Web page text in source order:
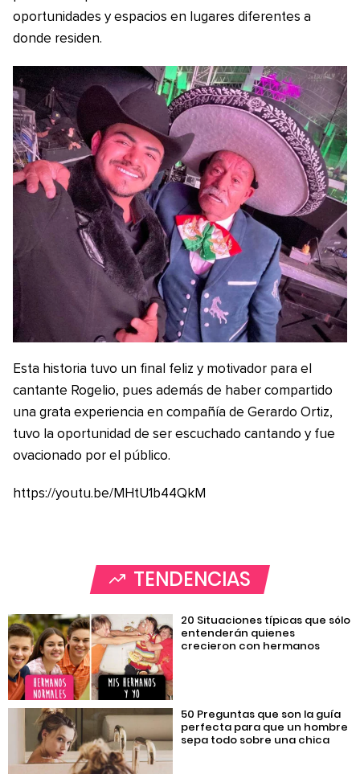
oportunidades y espacios en lugares diferentes a
donde residen.
Esta historia tuvo un final feliz y motivador para el
cantante Rogelio, pues además de haber compartido
una grata experiencia en compañía de Gerardo Ortiz,
tuvo la oportunidad de ser escuchado cantando y fue
ovacionado por el público.
https://youtu.be/MHtU1b44QkM
TENDENCIAS
20 Situaciones típicas que sólo
entenderán quienes
crecieron con hermanos
50 Preguntas que son la guía
perfecta para que un hombre
sepa todo sobre una chica